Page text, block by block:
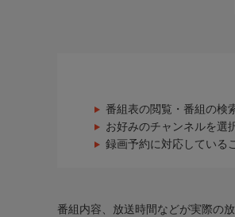
番組表の閲覧・番組の検
お好みのチャンネルを選
録画予約に対応している
番組内容、放送時間などが実際の